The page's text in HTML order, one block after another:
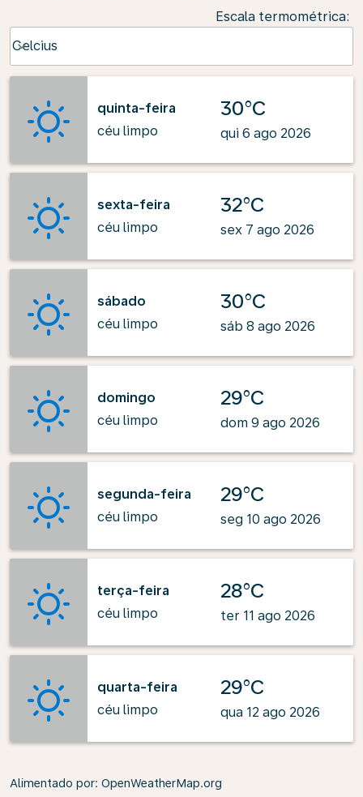
Escala termométrica:
Celcius
keyboard_arrow_down
quinta-feira
céu limpo
30°C
qui 6 ago 2026
sexta-feira
céu limpo
32°C
sex 7 ago 2026
sábado
céu limpo
30°C
sáb 8 ago 2026
domingo
céu limpo
29°C
dom 9 ago 2026
segunda-feira
céu limpo
29°C
seg 10 ago 2026
terça-feira
céu limpo
28°C
ter 11 ago 2026
quarta-feira
céu limpo
29°C
qua 12 ago 2026
Alimentado por: OpenWeatherMap.org